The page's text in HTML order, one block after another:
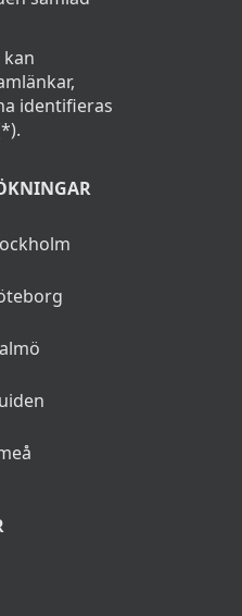
identifieras